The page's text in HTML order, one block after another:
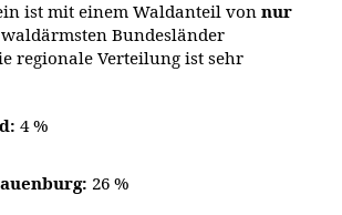
ist mit einem Waldanteil von nur
Bundesländer
regionale Verteilung ist sehr
4 %
26 %